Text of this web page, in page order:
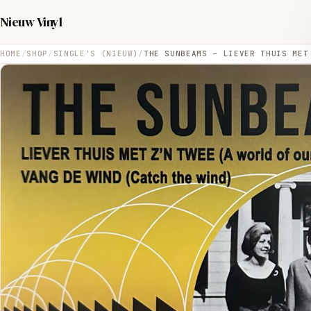
Nieuw Vinyl
HOME SHOP SINGLE'S (NIEUW) THE SUNBEAMS – LIEVER THUIS MET